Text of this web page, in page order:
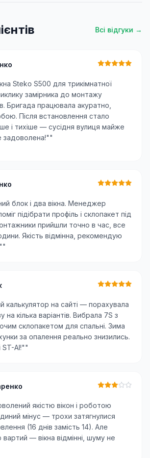
Всі відгуки →
Steko S500 для трикімнатної
замірника до монтажу
Бригада працювала акуратно,
Після встановлення стало
і тихіше — сусідня вулиця майже
задоволена!""
блок і два вікна. Менеджер
підібрати профіль і склопакет під
прийшли точно в час, все
Якість відмінна, рекомендую
"
калькулятор на сайті — порахувала
на кілька варіантів. Вибрала 7S з
склопакетом для спальні. Зима
за опалення реально знизились.
AI!""
якістю вікон і роботою
мінус — трохи затягнулися
(16 днів замість 14). Але
вартий — вікна відмінні, шуму не